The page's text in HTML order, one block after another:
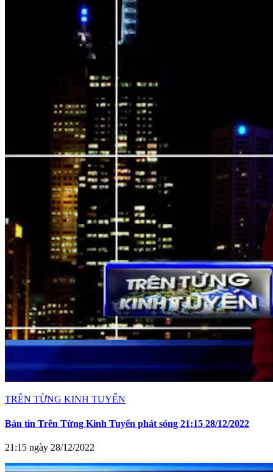
TRÊN TỪNG KINH TUYẾN
Bản tin Trên Từng Kinh Tuyến phát sóng 21:15 28/12/2022
21:15 ngày 28/12/2022